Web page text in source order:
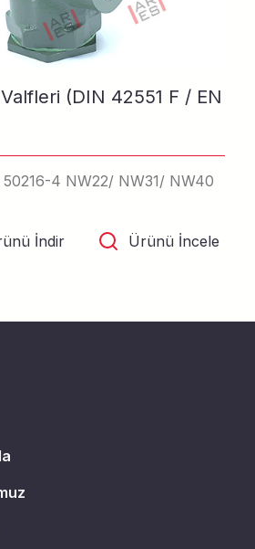
(DIN 42551 F / EN
4 NW22/ NW31/ NW40
İndir Ürünü İncele